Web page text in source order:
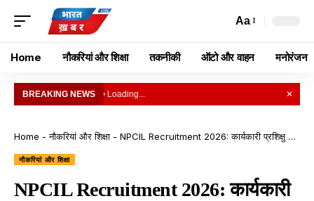
Aa
Home नौकरियां और शिक्षा तकनीकी ऑटो और वाहन मनोरंजन
BREAKING NEWS • Loading... ✕
Home -नौकरियां और शिक्षा - NPCIL Recruitment 2026: कार्यकारी प्रशिक्षु के पदों पर निकली सरकारी नौकरी, ₹74,000 मिलेगी स्टाइपेंड
नौकरियां और शिक्षा
NPCIL Recruitment 2026: कार्यकारी